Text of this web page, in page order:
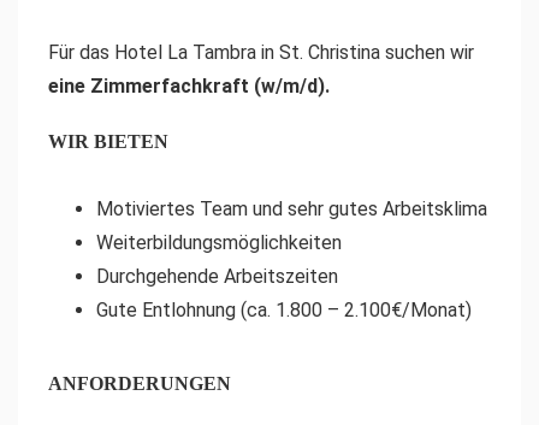
Für das Hotel La Tambra in St. Christina suchen wir
eine Zimmerfachkraft (w/m/d).
WIR BIETEN
Motiviertes Team und sehr gutes Arbeitsklima
Weiterbildungsmöglichkeiten
Durchgehende Arbeitszeiten
Gute Entlohnung (ca. 1.800 – 2.100€/Monat)
ANFORDERUNGEN